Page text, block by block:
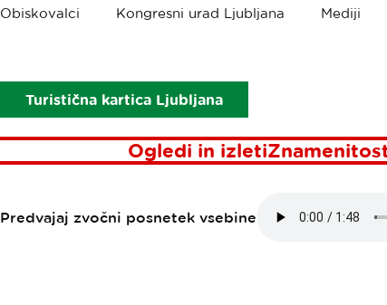
Obiskovalci Kongresni urad Ljubljana Mediji
Turistična kartica Ljubljana
Ogledi in izleti
Drobtinice
Predvajaj zvočni posnetek vsebine